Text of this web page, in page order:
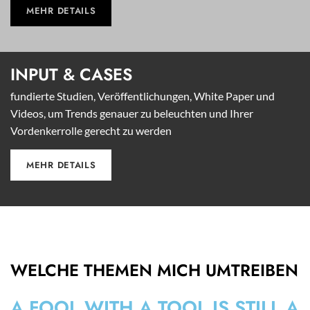
MEHR DETAILS
INPUT & CASES
fundierte Studien, Veröffentlichungen, White Paper und
Videos, um Trends genauer zu beleuchten und Ihrer
Vordenkerrolle gerecht zu werden
MEHR DETAILS
WELCHE THEMEN MICH UMTREIBEN